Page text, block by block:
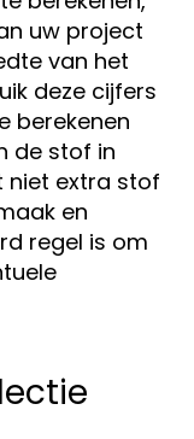
uw project
van het
deze cijfers
berekenen
de stof in
niet extra stof
en
regel is om